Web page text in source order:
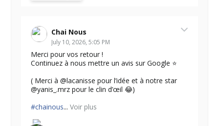
Chai Nous
July 10, 2026, 5:05 PM
Merci pour vos retour !
Continuez à nous mettre un avis sur Google ⭐️
( Merci à @lacanisse pour l’idée et à notre star
@yanis_.mrz pour le clin d’œil 😂)
#chainous... Voir plus